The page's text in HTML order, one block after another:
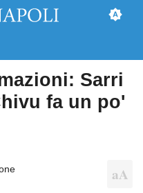
Sarri
fa un po'